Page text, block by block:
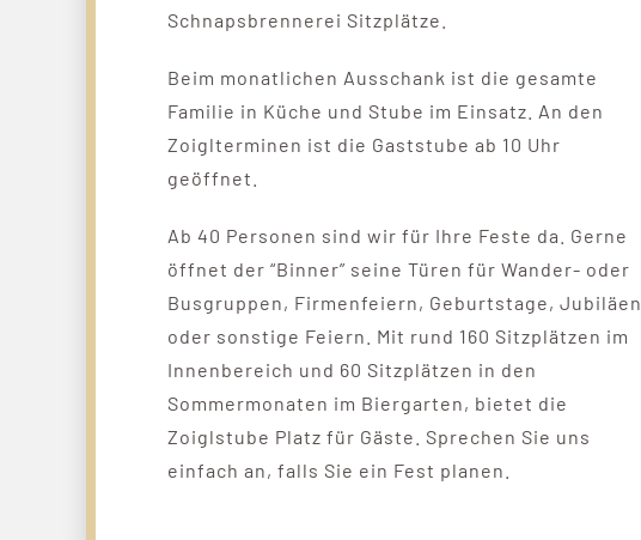
Schnapsbrennerei Sitzplätze.
Beim monatlichen Ausschank ist die gesamte
Familie in Küche und Stube im Einsatz. An den
Zoiglterminen ist die Gaststube ab 10 Uhr
geöffnet.
Ab 40 Personen sind wir für Ihre Feste da. Gerne
öffnet der “Binner” seine Türen für Wander- oder
Busgruppen, Firmenfeiern, Geburtstage, Jubiläen
oder sonstige Feiern. Mit rund 160 Sitzplätzen im
Innenbereich und 60 Sitzplätzen in den
Sommermonaten im Biergarten, bietet die
Zoiglstube Platz für Gäste. Sprechen Sie uns
einfach an, falls Sie ein Fest planen.